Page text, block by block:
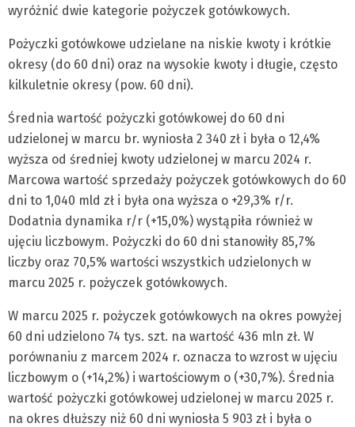
wyróżnić dwie kategorie pożyczek gotówkowych.
Pożyczki gotówkowe udzielane na niskie kwoty i krótkie
okresy (do 60 dni) oraz na wysokie kwoty i długie, często
kilkuletnie okresy (pow. 60 dni).
Średnia wartość pożyczki gotówkowej do 60 dni
udzielonej w marcu br. wyniosła 2 340 zł i była o 12,4%
wyższa od średniej kwoty udzielonej w marcu 2024 r.
Marcowa wartość sprzedaży pożyczek gotówkowych do 60
dni to 1,040 mld zł i była ona wyższa o +29,3% r/r.
Dodatnia dynamika r/r (+15,0%) wystąpiła również w
ujęciu liczbowym. Pożyczki do 60 dni stanowiły 85,7%
liczby oraz 70,5% wartości wszystkich udzielonych w
marcu 2025 r. pożyczek gotówkowych.
W marcu 2025 r. pożyczek gotówkowych na okres powyżej
60 dni udzielono 74 tys. szt. na wartość 436 mln zł. W
porównaniu z marcem 2024 r. oznacza to wzrost w ujęciu
liczbowym o (+14,2%) i wartościowym o (+30,7%). Średnia
wartość pożyczki gotówkowej udzielonej w marcu 2025 r.
na okres dłuższy niż 60 dni wyniosła 5 903 zł i była o